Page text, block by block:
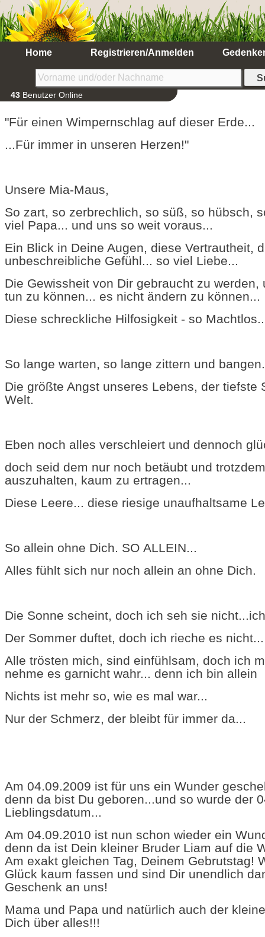
Home Registrieren/Anmelden
43 Benutzer Online
"Für einen Wimpernschlag auf dieser Erde...
...Für immer in unseren Herzen!"
Unsere Mia-Maus,
So zart, so zerbrechlich, so süß, so hübsch,
viel Papa... und uns so weit voraus...
Ein Blick in Deine Augen, diese Vertrautheit,
unbeschreibliche Gefühl... so viel Liebe...
Die Gewissheit von Dir gebraucht zu werden,
tun zu können... es nicht ändern zu können...
Diese schreckliche Hilfosigkeit - so
So lange warten, so lange zittern und
Die größte Angst unseres Lebens, der tiefste
Welt.
Eben noch alles verschleiert und dennoch
doch seid dem nur noch betäubt und
auszuhalten, kaum zu ertragen...
Diese Leere... diese riesige unaufhaltsame
So allein ohne Dich. SO ALLEIN...
Alles fühlt sich nur noch allein an ohne Dich.
Die Sonne scheint, doch ich seh sie
Der Sommer duftet, doch ich rieche es
Alle trösten mich, sind einfühlsam, doch ich
nehme es garnicht wahr... denn ich bin allein
Nichts ist mehr so, wie es mal war...
Nur der Schmerz, der bleibt für immer da...
Am 04.09.2009 ist für uns ein Wunder
denn da bist Du geboren...und so wurde der
Lieblingsdatum...
Am 04.09.2010 ist nun schon wieder ein
denn da ist Dein kleiner Bruder Liam auf die
Am exakt gleichen Tag, Deinem Gebrutstag!
Glück kaum fassen und sind Dir unendlich
Geschenk an uns!
Mama und Papa und natürlich auch der
Dich über alles!!!